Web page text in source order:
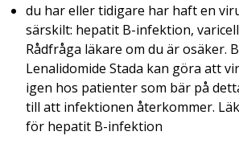
du har eller tidigare har haft en
särskilt: hepatit B-infektion,
Rådfråga läkare om du är osäker.
Lenalidomide Stada kan göra att
igen hos patienter som bär på
till att infektionen återkommer.
för hepatit B-infektion